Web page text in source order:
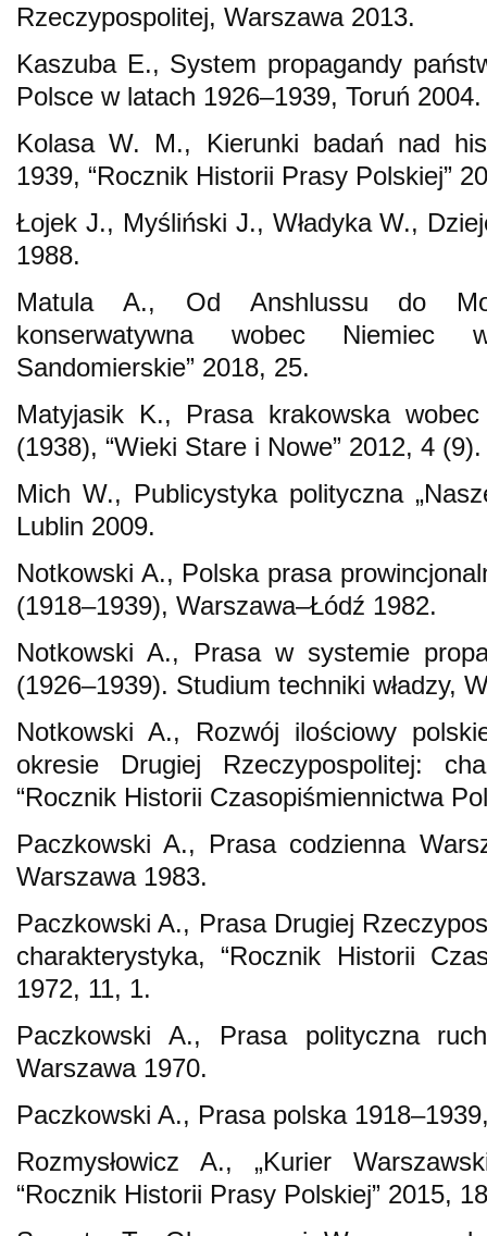
Rzeczypospolitej, Warszawa 2013.
Kaszuba E., System propagandy
Polsce w latach 1926–1939, Toruń 2004.
Kolasa W. M., Kierunki badań nad
1939, “Rocznik Historii Prasy Polskiej”
Łojek J., Myśliński J., Władyka W.,
1988.
Matula A., Od Anshlussu do
konserwatywna wobec
Sandomierskie” 2018, 25.
Matyjasik K., Prasa krakowska
(1938), “Wieki Stare i Nowe” 2012, 4 (9).
Mich W., Publicystyka polityczna
Lublin 2009.
Notkowski A., Polska prasa
(1918–1939), Warszawa–Łódź 1982.
Notkowski A., Prasa w systemie
(1926–1939). Studium techniki władzy,
Notkowski A., Rozwój ilościowy
okresie Drugiej Rzeczypospolitej:
“Rocznik Historii Czasopiśmiennictwa
Paczkowski A., Prasa codzienna
Warszawa 1983.
Paczkowski A., Prasa Drugiej
charakterystyka, “Rocznik Historii
1972, 11, 1.
Paczkowski A., Prasa polityczna
Warszawa 1970.
Paczkowski A., Prasa polska
Rozmysłowicz A., „Kurier
“Rocznik Historii Prasy Polskiej” 2015,